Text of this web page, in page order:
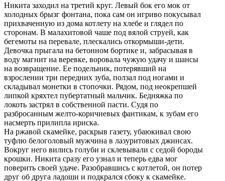
Никита заходил на третий круг. Левый бок его мок от
холодных брызг фонтана, пока сам он игриво покусывал
прихваченную из дома котлету на хлебе и глядел по
сторонам. В малахитовой чаше под вялой струей, как
бегемоты на перевале, плескались откормыши-дети.
Девочка прыгала на бетонном бортике и, забрасывая в
воду магнит на веревке, воровала чужую удачу и шансы
на возвращение. Ее подельник, потерявший на
взрослении три передних зуба, ползал под ногами и
складывал монетки в стопочки. Рядом, под неокрепшей
липкой кряхтел пубертатный мальчик. Бедняжка по
локоть застрял в собственной пасти. Судя по
разбросанным желто-коричневых фантикам, к зубам его
насмерть прилипла ириска.
На ржавой скамейке, раскрыв газету, убаюкивал свою
туфлю белоголовый мужчина в лазуритовых джинсах.
Вокруг него вились голуби и склевывали с седой бороды
крошки. Никита сразу его узнал и теперь едва мог
поверить своей удаче. Разобравшись с котлетой, он потер
друг об друга ладоши и подкрался сбоку к скамейке.